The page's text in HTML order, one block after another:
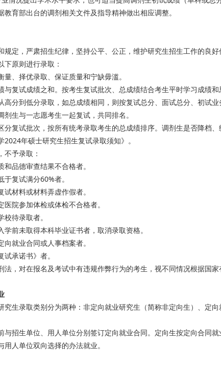
教育部出台的调剂相关文件及指导精神做出相应调整。
规定，严肃招生纪律，坚持公平、公正，维护研究生招生工作的良
下原则进行录取：
、择优录取、保证质量和宁缺毋滥。
复试成绩之和。按考生复试批次、总成绩结合考生平时学习成绩
高分到低分录取，如总成绩相同，则按复试总分、面试总分、初试
生与一志愿考生一起复试，共同排名。
分复试批次，按所有统考录取考生的总成绩排序。调剂生是否降档
2024年硕士研究生招生复试录取须知》。
不予录取：
和品德审查结果不合格者。
于复试满分60%者。
试材料或材料弄虚作假者。
医院参加体检或体检不合格者。
校待录取者。
学前未取得本科毕业证书者，取消录取资格。
向就业合同或人事档案者。
试承诺书》者。
法，对在报名及考试中有违规作弊行为的考生，视不同情况根据国家
究生录取类别分为两种：非定向就业研究生（简称非定向生）、定
与招生单位、用人单位分别签订定向就业合同。定向生按定向合同
人单位双向选择的办法就业。